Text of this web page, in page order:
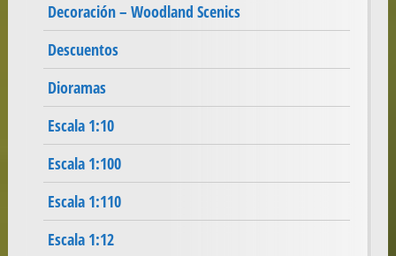
Decoración – Woodland Scenics
Descuentos
Dioramas
Escala 1:10
Escala 1:100
Escala 1:110
Escala 1:12